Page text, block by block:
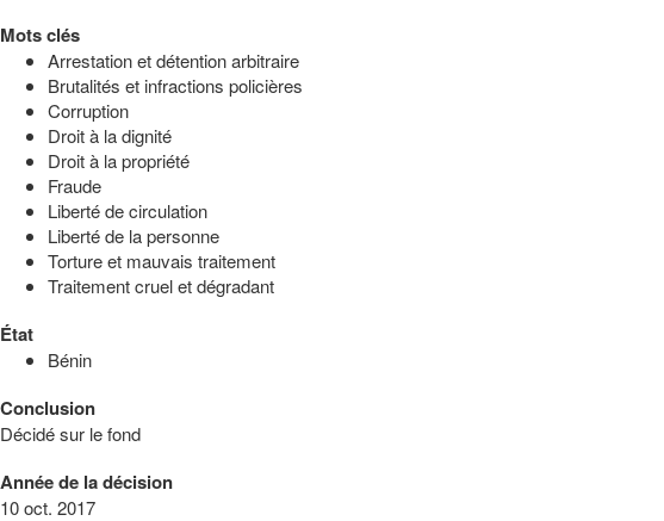
Mots clés
Arrestation et détention arbitraire
Brutalités et infractions policières
Corruption
Droit à la dignité
Droit à la propriété
Fraude
Liberté de circulation
Liberté de la personne
Torture et mauvais traitement
Traitement cruel et dégradant
État
Bénin
Conclusion
Décidé sur le fond
Année de la décision
10 oct. 2017